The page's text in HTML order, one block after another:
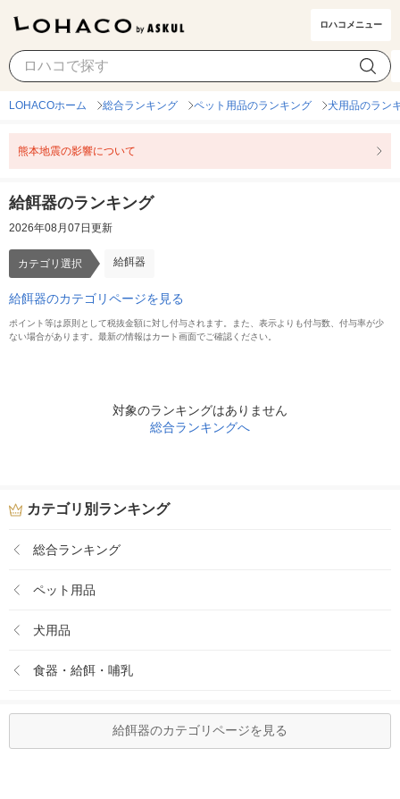
ロハコメニュー
給餌器 カテゴリ選択
LOHACOホーム 総合ランキング ペット用品のランキング 犬用品のラン
熊本地震の影響について
給餌器のランキング
2026年08月07日更新
カテゴリ選択 給餌器
給餌器のカテゴリページを見る
ポイント等は原則として税抜金額に対し付与されます。また、表示よりも付与数、付与率が少
ない場合があります。最新の情報はカート画面でご確認ください。
対象のランキングはありません
総合ランキングへ
カテゴリ別ランキング
総合ランキング
ペット用品
犬用品
食器・給餌・哺乳
給餌器のカテゴリページを見る